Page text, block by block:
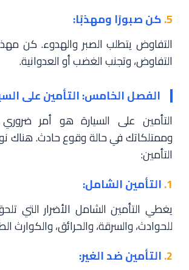
5. كن صبورًا ومهذبًا:
التفاوض يتطلب الصبر والهدوء. كن
التفاوض، وتجنب الغضب أو العدوانية.
الفصل الخامس: التأمين على
التأمين على السيارة هو أمر
وممتلكاتك في حالة وقوع حادث. هناك
التأمين:
1. التأمين الشامل:
يغطي التأمين الشامل الأضرار التي
للحوادث، والسرقة، والحرائق، والكوارث
2. التأمين ضد الغير: